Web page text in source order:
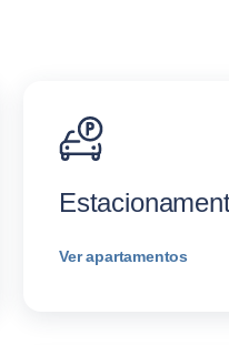
Ver apartamentos